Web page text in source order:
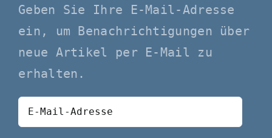
Geben Sie Ihre E-Mail-Adresse
ein, um Benachrichtigungen über
neue Artikel per E-Mail zu
erhalten.
E-
Mail-